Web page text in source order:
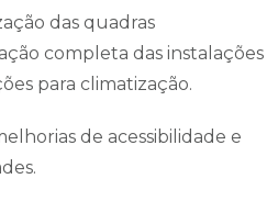
das quadras
completa das instalações
para climatização.
de acessibilidade e